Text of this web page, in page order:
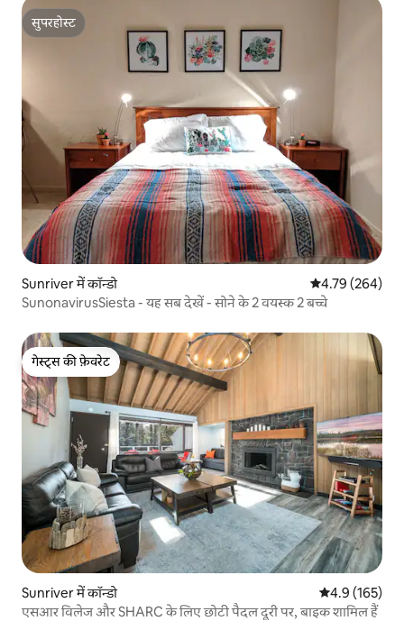
सुपरहोस्ट
सुपरहोस्ट
Sunriver में कॉन्डो औसत रेटिंग 5 में से
4.79 (264)
SunonavirusSiesta - यह सब देखें - सोने के 2 वयस्क 2 बच्चे
गेस्ट्स की फ़ेवरेट
गेस्ट्स की फ़ेवरेट
Sunriver में कॉन्डो औसत रेटिंग 5 में
4.9 (165)
एसआर विलेज और SHARC के लिए छोटी पैदल दूरी पर, बाइक शामिल हैं